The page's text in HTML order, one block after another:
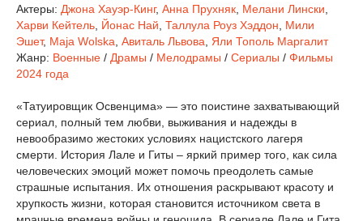
Актеры: Джона Хауэр-Кинг, Анна Прухняк Мелани Лински
Харви Кейтель Йонас Най Таллула Роуз Хэддон
Мили
Эшет, Maja Wolska Авиталь Львова
Яли Тополь Маргалит
Жанр: Военные / Драмы / Мелодрамы / Сериалы / Фильмы
2024 года
«Татуировщик Освенцима» — это поистине захватывающий
сериал, полный тем любви, выживания и надежды в
невообразимо жестоких условиях нацистского лагеря
смерти. История Лале и Гиты – яркий пример того, как сила
человеческих эмоций может помочь преодолеть самые
страшные испытания. Их отношения раскрывают красоту и
хрупкость жизни, которая становится источником света в